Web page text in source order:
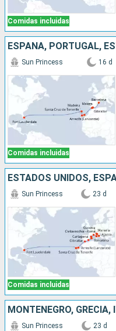
Comidas incluidas
ESPAÑA, PORTUGAL,
Comidas incluidas
Sun Princess 16 d
Comidas incluidas
Sun Princess 23 d
Sun Princess 23 d